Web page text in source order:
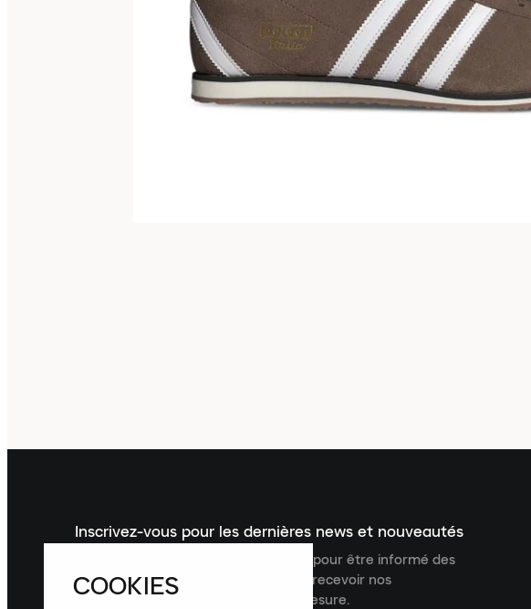
Inscrivez-vous pour les dernières news et nouveautés
Inscrivez-vous à la newsletter Laced pour être informé des
dernières nouveautés, collections et recevoir nos
recommandations de produits sur mesure.
COOKIES